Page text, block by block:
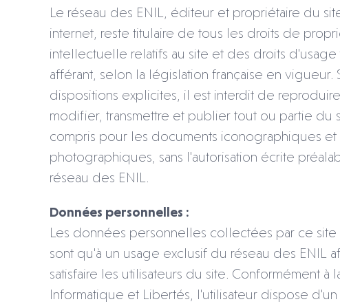
Le réseau des ENIL, éditeur et propriétaire du
internet, reste titulaire de tous les droits de
intellectuelle relatifs au site et des droits d'usage
afférant, selon la législation française en vigueur.
dispositions explicites, il est interdit de
modifier, transmettre et publier tout ou partie du
compris pour les documents iconographiques et
photographiques, sans l'autorisation écrite
réseau des ENIL.
Données personnelles :
Les données personnelles collectées par ce
sont qu'à un usage exclusif du réseau des ENIL
satisfaire les utilisateurs du site. Conformément à
Informatique et Libertés, l'utilisateur dispose